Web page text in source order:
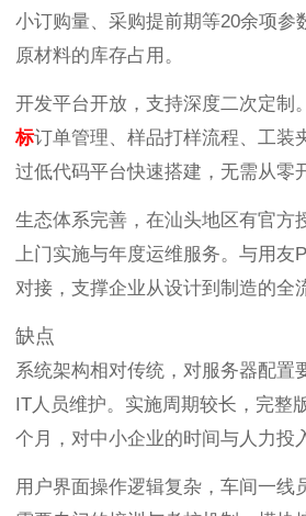
小订购量、采购提前期等20余项参
原材料的库存占用。
开发平台开放，支持深度二次定制
标订单管理、样品打样流程、工装
过低代码平台快速搭建，无需从零
生态体系完善，在汕头地区有官方
上门实施与年度运维服务。与用友
对接，支撑企业从设计到制造的全
缺点
系统架构相对传统，对服务器配置
IT人员维护。实施周期较长，完整
个月，对中小企业的时间与人力投
用户界面操作逻辑复杂，车间一线